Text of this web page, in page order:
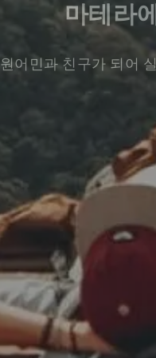
마테라
원어민과 친구가 되어